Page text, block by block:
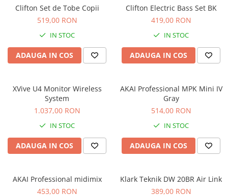
Efecte de lumini
Masini de fum si ceata
Mixere DMX
Moving Head-uri
Proiectoare
Scene şi Ring-uri de Dans
Stative si schela lumini
Instrumente Muzicale
Chitare si bass
Claviaturi
Instrumente de percutie
Instrumente de suflat
Clifton Set de Tobe Copii
519,00 RON
IN STOC
ADAUGA IN COS
Clifton Electric Bass Set BK
419,00 RON
IN STOC
ADAUGA IN COS
XVive U4 Monitor Wireless
System
1.037,00 RON
IN STOC
ADAUGA IN COS
AKAI Professional MPK Mini IV
Gray
514,00 RON
IN STOC
ADAUGA IN COS
AKAI Professional midimix
453,00 RON
Klark Teknik DW 20BR Air Link
389,00 RON